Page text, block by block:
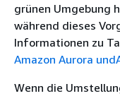
grünen Umgebung
während dieses
Informationen zu
Amazon Aurora
Wenn die